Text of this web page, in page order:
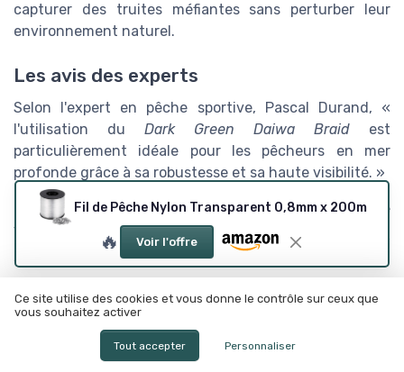
capturer des truites méfiantes sans perturber leur
environnement naturel.
Les avis des experts
Selon l'expert en pêche sportive, Pascal Durand, «
l'utilisation du Dark Green Daiwa Braid est
particulièrement idéale pour les pêcheurs en mer
profonde grâce à sa robustesse et sa haute visibilité. »
Pour des conseils encore plus détaillés sur le choix de
votre hameçon, n'hésitez pas à consulter
complet sur les hameçons
choisir le bonfil de pêche
en fonction de vos besoins
spécifiques et des conditions de pêche. Le retour
d'expérience sur le terrain est un indicateur précieux
Fil de Pêche Nylon Transparent 0,8mm x 200m
🔥 Voir l'offre
Ce site utilise des cookies et vous donne le contrôle sur ceux que
vous souhaitez activer
Tout accepter Personnaliser